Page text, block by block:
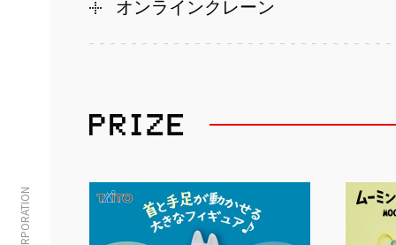
オンラインクレーン